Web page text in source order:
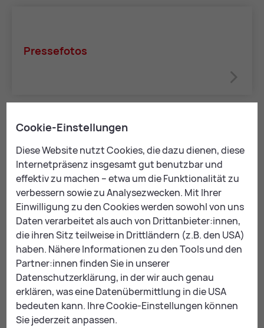
Pres­se­fo­tos
Fil­me & Vi­de­os
Leo­ben Logo be­an­tra­gen
Cookie-Einstellungen
Diese Website nutzt Cookies, die dazu dienen, diese
Internetpräsenz insgesamt gut benutzbar und
effektiv zu machen – etwa um die Funktionalität zu
verbessern sowie zu Analysezwecken. Mit Ihrer
Einwilligung zu den Cookies werden sowohl von uns
Daten verarbeitet als auch von Drittanbieter:innen,
die ihren Sitz teilweise in Drittländern (z.B. den USA)
haben. Nähere Informationen zu den Tools und den
Partner:innen finden Sie in unserer
Datenschutzerklärung, in der wir auch genau
erklären, was eine Datenübermittlung in die USA
bedeuten kann. Ihre Cookie-Einstellungen können
Sie jederzeit anpassen.